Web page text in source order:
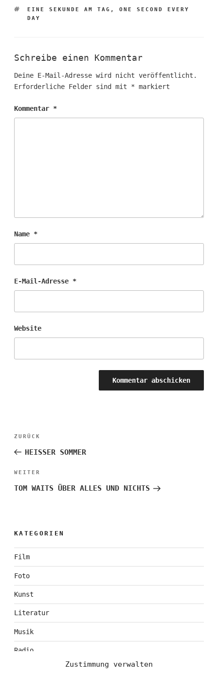
Zustimmung verwalten
SCHLAGWÖRTER
EINE SEKUNDE AM TAG ,ONE SECOND EVERY
DAY
Schreibe einen Kommentar
Deine E-Mail-Adresse wird nicht veröffentlicht.
Erforderliche Felder sind mit * markiert
Kommentar *
Name *
E-Mail-Adresse *
Website
Beitragsnavigation
Vorheriger
Beitrag
ZURÜCK
HEISSER SOMMER
Nächster
Beitrag
WEITER
TOM WAITS ÜBER ALLES UND NICHTS
KATEGORIEN
Film
Foto
Kunst
Literatur
Musik
Radio